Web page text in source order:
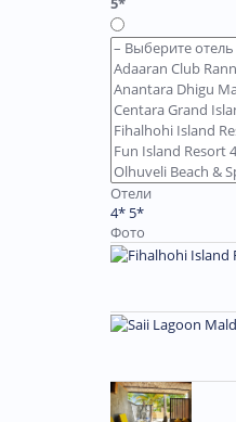
Отели
4* 5*
Фото